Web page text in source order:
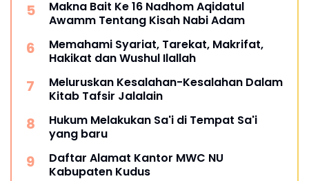
Makna Bait Ke 16 Nadhom Aqidatul
Awamm Tentang Kisah Nabi Adam
Memahami Syariat, Tarekat, Makrifat,
Hakikat dan Wushul Ilallah
Meluruskan Kesalahan-Kesalahan Dalam
Kitab Tafsir Jalalain
Hukum Melakukan Sa'i di Tempat Sa'i
yang baru
Daftar Alamat Kantor MWC NU
Kabupaten Kudus